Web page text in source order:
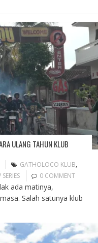
ULANG TAHUN KLUB
GATHOLOCO KLUB,
SERIES 0 COMMENT
ada matinya,
Salah satunya klub